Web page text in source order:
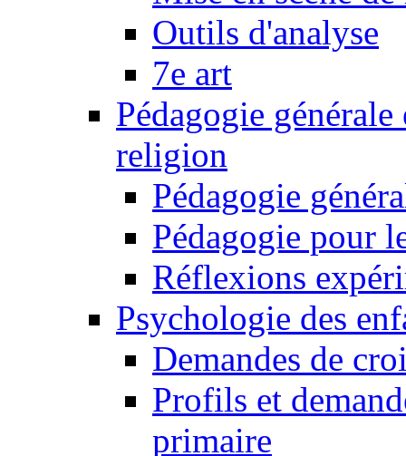
Outils d'analyse
7e art
Pédagogie
religion
Pédagogie
Pédagogie pour
Réflexions
Psychologie des
Demandes de
Profils et
primaire